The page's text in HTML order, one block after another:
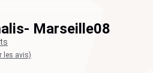
Marseille08
les avis)